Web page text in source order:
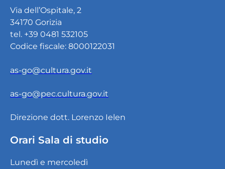
Via dell’Ospitale, 2
34170 Gorizia
tel. +39 0481 532105
Codice fiscale: 8000122031
as-go@cultura.gov.it
as-go@pec.cultura.gov.it
Direzione dott. Lorenzo Ielen
Orari Sala di studio
Lunedì e mercoledì